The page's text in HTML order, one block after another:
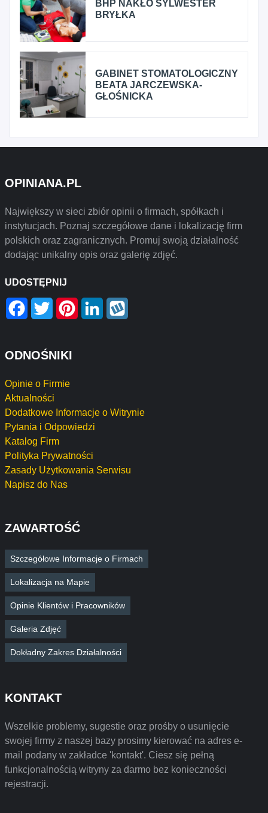
BHP NAKŁO SYLWESTER
BRYŁKA
GABINET STOMATOLOGICZNY
BEATA JARCZEWSKA-
GŁOŚNICKA
OPINIANA.PL
Największy w sieci zbiór opinii o firmach, spółkach i
instytucjach. Poznaj szczegółowe dane i lokalizację firm
polskich oraz zagranicznych. Promuj swoją działalność
dodając unikalny opis oraz galerię zdjęć.
UDOSTĘPNIJ
Facebook
Twitter PinterestLinkedIn
ODNOŚNIKI
Opinie o Firmie
Aktualności
Dodatkowe Informacje o Witrynie
Pytania i Odpowiedzi
Katalog Firm
Polityka Prywatności
Zasady Użytkowania Serwisu
Napisz do Nas
ZAWARTOŚĆ
Szczegółowe Informacje o Firmach
Lokalizacja na Mapie
Opinie Klientów i Pracowników
Galeria Zdjęć
Dokładny Zakres Działalności
KONTAKT
Wszelkie problemy, sugestie oraz prośby o usunięcie
swojej firmy z naszej bazy prosimy kierować na adres e-
mail podany w zakładce 'kontakt'. Ciesz się pełną
funkcjonalnością witryny za darmo bez konieczności
rejestracji.